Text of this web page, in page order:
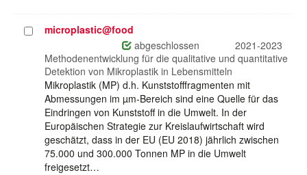
Projektmicroplastic@food
abgeschlossen
2021-2023
Methodenentwicklung für die qualitative und quantitative
Detektion von Mikroplastik in Lebensmitteln
Mikroplastik (MP) d.h. Kunststofffragmenten mit
Abmessungen im µm-Bereich sind eine Quelle für das
Eindringen von Kunststoff in die Umwelt. In der
Europäischen Strategie zur Kreislaufwirtschaft wird
geschätzt, dass in der EU (EU 2018) jährlich zwischen
75.000 und 300.000 Tonnen MP in die Umwelt
freigesetzt…